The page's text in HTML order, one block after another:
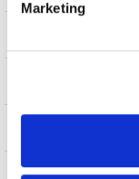
Marketing